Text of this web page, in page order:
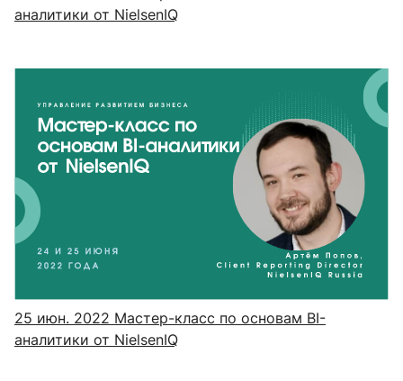
аналитики от NielsenIQ
25 июн. 2022 Мастер-класс по основам BI-
аналитики от NielsenIQ